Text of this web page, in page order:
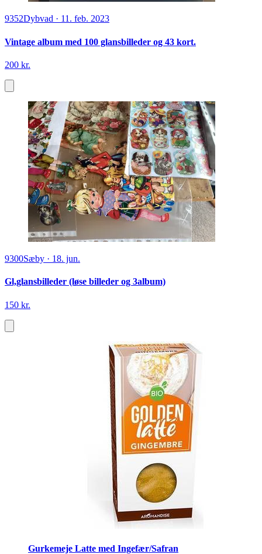
9352Dybvad · 11. feb. 2023
Vintage album med 100 glansbilleder og 43 kort.
200 kr.
9300Sæby · 18. jun.
Gl,glansbilleder (løse billeder og 3album)
150 kr.
Gurkemeje Latte med Ingefær/Safran